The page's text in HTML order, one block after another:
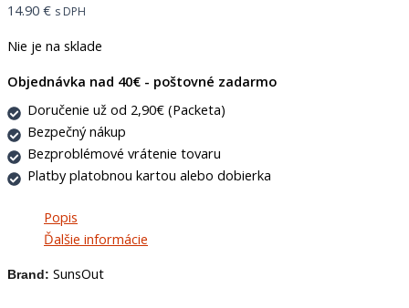
14.90 € s DPH
Nie je na sklade
Objednávka nad 40€ - poštovné zadarmo
Doručenie už od 2,90€ (Packeta)
Bezpečný nákup
Bezproblémové vrátenie tovaru
Platby platobnou kartou alebo dobierka
Popis
Ďalšie informácie
Brand: SunsOut